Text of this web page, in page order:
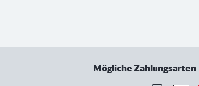
Mögliche Zahlungsarten